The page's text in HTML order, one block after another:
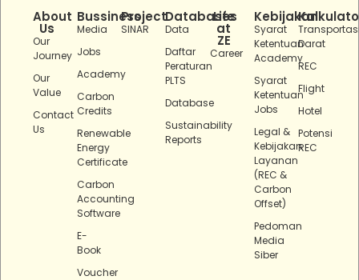
About
Us
Our
Journey
Our
Value
Contact
Us
Bussiness
Media
Jobs
Academy
Carbon
Credits
Renewable
Energy
Certificate
Carbon
Accounting
Software
E-
Book
Voucher
Project
SINAR
Databases
Data
Daftar
Peraturan
PLTS
Database
Sustainability
Reports
Life
at
ZE
Career
Kebijakan
Syarat
Ketentuan
Academy
Syarat
Ketentuan
Jobs
Legal &
Kebijakan
Layanan
(REC &
Carbon
Offset)
Pedoman
Media
Siber
Darat
REC
Flight
Hotel
Potensi
REC